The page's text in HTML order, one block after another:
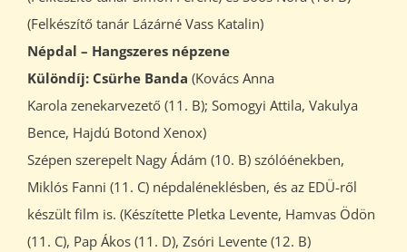
(Felkészítő tanár Lázárné Vass Katalin)
Népdal – Hangszeres népzene
Különdíj: Csürhe Banda (Kovács Anna
Karola zenekarvezető (11. B); Somogyi Attila, Vakulya
Bence, Hajdú Botond Xenox)
Szépen szerepelt Nagy Ádám (10. B) szólóénekben,
Miklós Fanni (11. C) népdaléneklésben, és az EDÜ-ről
készült film is. (Készítette Pletka Levente, Hamvas Ödön
(11. C), Pap Ákos (11. D), Zsóri Levente (12. B)